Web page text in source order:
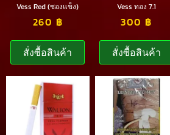
Vess Red (ซองแข็ง)
260 ฿
สั่งซื้อสินค้า
Vess ทอง 7.1
300 ฿
สั่งซื้อสินค้า